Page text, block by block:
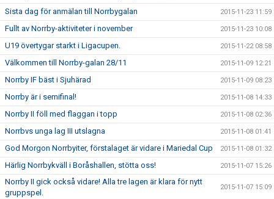
Sista dag för anmälan till Norrbygalan 2015-11-23 11:59
Fullt av Norrby-aktiviteter i november 2015-11-23 10:08
U19 övertygar starkt i Ligacupen. 2015-11-22 08:58
Välkommen till Norrby-galan 28/11 2015-11-09 12:21
Norrby IF bäst i Sjuhärad 2015-11-09 08:23
Norrby är i semifinal! 2015-11-08 14:33
Norrby II föll med flaggan i topp 2015-11-08 02:36
Norrbvs unga lag III utslagna 2015-11-08 01:41
God Morgon Norrbyiter, förstalaget är vidare i Mariedal Cup 2015-11-08 01:32
Härlig Norrbykväll i Boråshallen, stötta oss! 2015-11-07 15:26
Norrby II gick också vidare! Alla tre lagen är klara för nytt
gruppspel.
2015-11-07 15:09